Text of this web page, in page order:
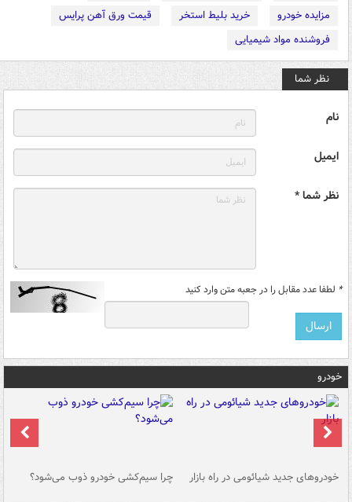
مزایده خودرو
خرید بلیط استخر
قیمت ورق آهن پرایس
فروشنده مواد شیمیایی
نظر شما
نام
ایمیل
نظر شما *
* لطفا عدد مقابل را در جعبه متن وارد کنید
خودرو
خودروهای جدید شیائومی در راه بازار چرا سیم‌کشی خودرو ذوب می‌شود؟